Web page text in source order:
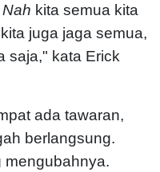
kita semua kita
juga jaga semua,
saja," kata Erick
ada tawaran,
berlangsung.
mengubahnya.